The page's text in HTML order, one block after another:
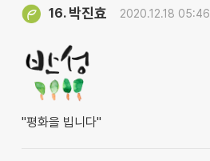
16. 박진효 2020.12.18 05:46
"평화을 빕니다"